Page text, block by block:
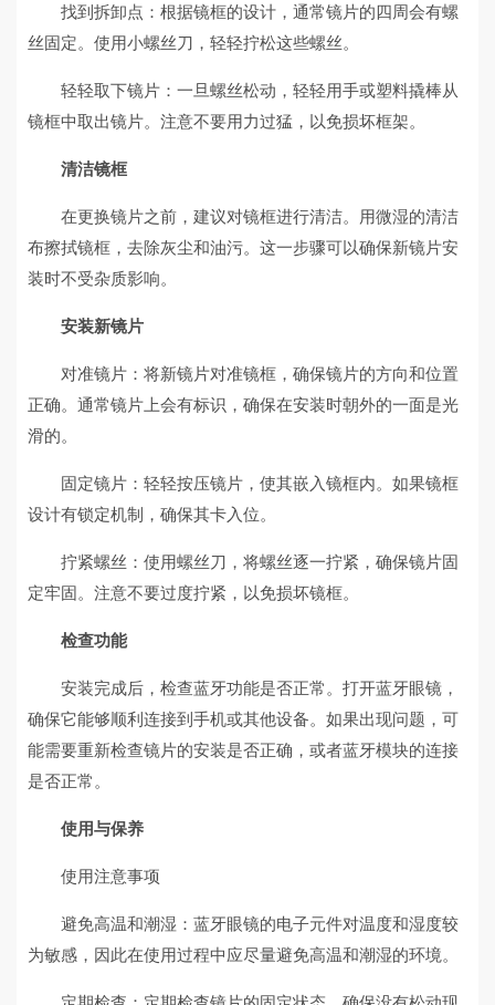
找到拆卸点：根据镜框的设计，通常镜片的四周会有螺
丝固定。使用小螺丝刀，轻轻拧松这些螺丝。
轻轻取下镜片：一旦螺丝松动，轻轻用手或塑料撬棒从
镜框中取出镜片。注意不要用力过猛，以免损坏框架。
清洁镜框
在更换镜片之前，建议对镜框进行清洁。用微湿的清洁
布擦拭镜框，去除灰尘和油污。这一步骤可以确保新镜片安
装时不受杂质影响。
安装新镜片
对准镜片：将新镜片对准镜框，确保镜片的方向和位置
正确。通常镜片上会有标识，确保在安装时朝外的一面是光
滑的。
固定镜片：轻轻按压镜片，使其嵌入镜框内。如果镜框
设计有锁定机制，确保其卡入位。
拧紧螺丝：使用螺丝刀，将螺丝逐一拧紧，确保镜片固
定牢固。注意不要过度拧紧，以免损坏镜框。
检查功能
安装完成后，检查蓝牙功能是否正常。打开蓝牙眼镜，
确保它能够顺利连接到手机或其他设备。如果出现问题，可
能需要重新检查镜片的安装是否正确，或者蓝牙模块的连接
是否正常。
使用与保养
使用注意事项
避免高温和潮湿：蓝牙眼镜的电子元件对温度和湿度较
为敏感，因此在使用过程中应尽量避免高温和潮湿的环境。